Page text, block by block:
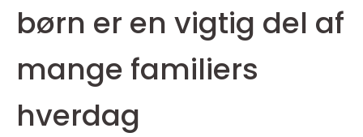
børn er en vigtig del af
mange familiers
hverdag